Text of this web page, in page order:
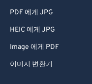
PDF 에게 JPG
HEIC 에게 JPG
Image 에게 PDF
이미지 변환기